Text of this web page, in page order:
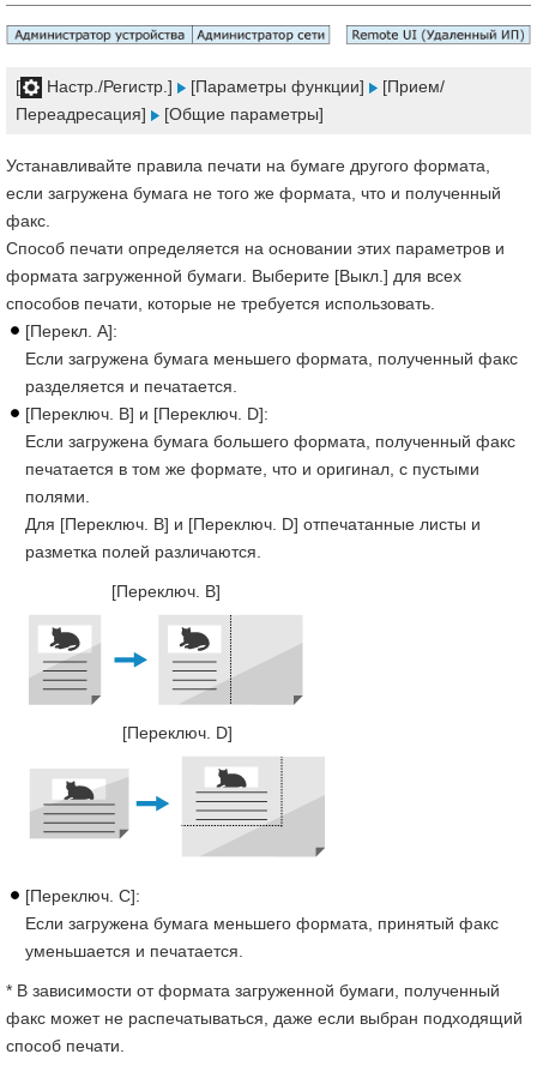
[ Настр./Регистр.] [Параметры функции]
[Прием/
Переадресация]
[Общие параметры]
Устанавливайте правила печати на бумаге другого формата,
если загружена бумага не того же формата, что и полученный
факс.
Способ печати определяется на основании этих параметров и
формата загруженной бумаги. Выберите [Выкл.] для всех
способов печати, которые не требуется использовать.
[Перекл. A]:
Если загружена бумага меньшего формата, полученный факс
разделяется и печатается.
[Переключ. В] и [Переключ. D]:
Если загружена бумага большего формата, полученный факс
печатается в том же формате, что и оригинал, с пустыми
полями.
Для [Переключ. В] и [Переключ. D] отпечатанные листы и
разметка полей различаются.
[Переключ. В]
[Переключ. D]
[Переключ. С]:
Если загружена бумага меньшего формата, принятый факс
уменьшается и печатается.
* В зависимости от формата загруженной бумаги, полученный
факс может не распечатываться, даже если выбран подходящий
способ печати.